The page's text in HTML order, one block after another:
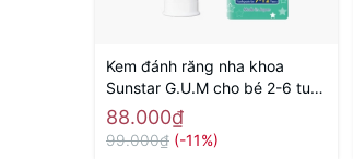
Kem đánh răng nha khoa
Sunstar G.U.M cho bé 2-6 tuổi
70g ( hương bạc hà) - Hàng
Nhật nội địa
88.000₫
99.000₫ (-11%)